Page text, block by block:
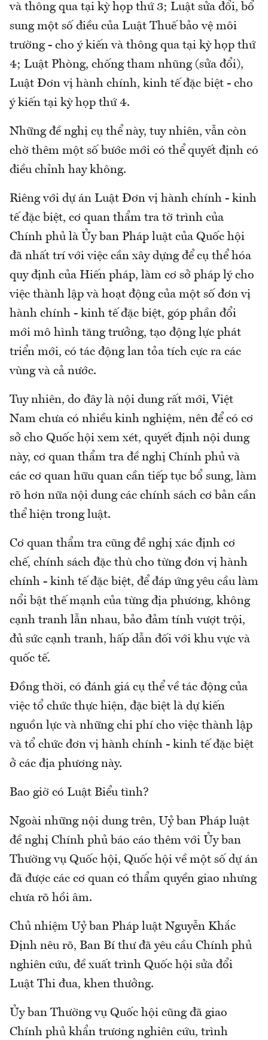
và thông qua tại kỳ họp thứ 3; Luật sửa đổi, bổ
sung một số điều của Luật Thuế bảo vệ môi
trường - cho ý kiến và thông qua tại kỳ họp thứ
4; Luật Phòng, chống tham nhũng (sửa đổi),
Luật Đơn vị hành chính, kinh tế đặc biệt - cho
ý kiến tại kỳ họp thứ 4.
Những đề nghị cụ thể này, tuy nhiên, vẫn còn
chờ thêm một số bước mới có thể quyết định có
điều chỉnh hay không.
Riêng với dự án Luật Đơn vị hành chính - kinh
tế đặc biệt, cơ quan thẩm tra tờ trình của
Chính phủ là Ủy ban Pháp luật của Quốc hội
đã nhất trí với việc cần xây dựng để cụ thể hóa
quy định của Hiến pháp, làm cơ sở pháp lý cho
việc thành lập và hoạt động của một số đơn vị
hành chính - kinh tế đặc biệt, góp phần đổi
mới mô hình tăng trưởng, tạo động lực phát
triển mới, có tác động lan tỏa tích cực ra các
vùng và cả nước.
Tuy nhiên, do đây là nội dung rất mới, Việt
Nam chưa có nhiều kinh nghiệm, nên để có cơ
sở cho Quốc hội xem xét, quyết định nội dung
này, cơ quan thẩm tra đề nghị Chính phủ và
các cơ quan hữu quan cần tiếp tục bổ sung, làm
rõ hơn nữa nội dung các chính sách cơ bản cần
thể hiện trong luật.
Cơ quan thẩm tra cũng đề nghị xác định cơ
chế, chính sách đặc thù cho từng đơn vị hành
chính - kinh tế đặc biệt, để đáp ứng yêu cầu làm
nổi bật thế mạnh của từng địa phương, không
cạnh tranh lẫn nhau, bảo đảm tính vượt trội,
đủ sức cạnh tranh, hấp dẫn đối với khu vực và
quốc tế.
Đồng thời, có đánh giá cụ thể về tác động của
việc tổ chức thực hiện, đặc biệt là dự kiến
nguồn lực và những chi phí cho việc thành lập
và tổ chức đơn vị hành chính - kinh tế đặc biệt
ở các địa phương này.
Bao giờ có Luật Biểu tình?
Ngoài những nội dung trên, Uỷ ban Pháp luật
đề nghị Chính phủ báo cáo thêm với Ủy ban
Thường vụ Quốc hội, Quốc hội về một số dự án
đã được các cơ quan có thẩm quyền giao nhưng
chưa rõ hồi âm.
Chủ nhiệm Uỷ ban Pháp luật Nguyễn Khắc
Định nêu rõ, Ban Bí thư đã yêu cầu Chính phủ
nghiên cứu, đề xuất trình Quốc hội sửa đổi
Luật Thi đua, khen thưởng.
Ủy ban Thường vụ Quốc hội cũng đã giao
Chính phủ khẩn trương nghiên cứu, trình